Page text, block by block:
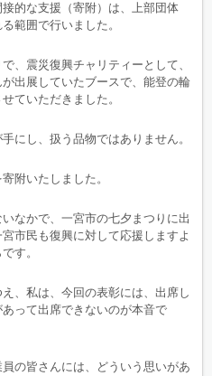
的な支援（寄附）は、上部団体
範囲で行いました。
、震災復興チャリティーとして、
出展していたブースで、能登の輪
ていただきました。
にし、扱う品物ではありません。
附いたしました。
なかで、一宮市の七夕まつりに出
市民も復興に対して応援しますよ
す。
、私は、今回の表彰には、出席し
って出席できないのが本音で
の皆さんには、どういう思いがあ